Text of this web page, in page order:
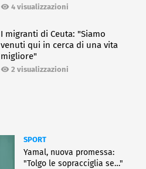
4 visualizzazioni
I migranti di Ceuta: "Siamo
venuti qui in cerca di una vita
migliore"
2 visualizzazioni
SPORT
Yamal, nuova promessa:
"Tolgo le sopracciglia se…"